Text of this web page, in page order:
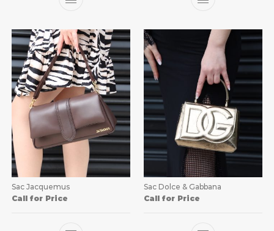
Sac Jacquemus
Call for Price
Sac Dolce & Gabbana
Call for Price